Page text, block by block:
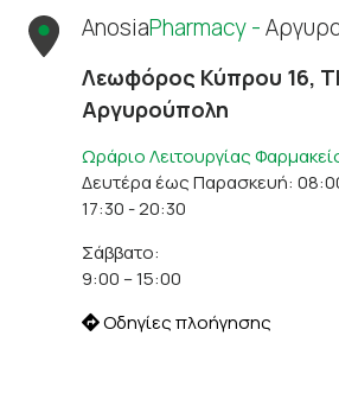
AnosiaPharmacy -
Λεωφόρος Κύπρου 16,
Αργυρούπολη
Ωράριο Λειτουργίας
Δευτέρα έως Παρασκευή:
17:30 - 20:30
Σάββατο:
9:00 – 15:00
Οδηγίες πλοήγησης